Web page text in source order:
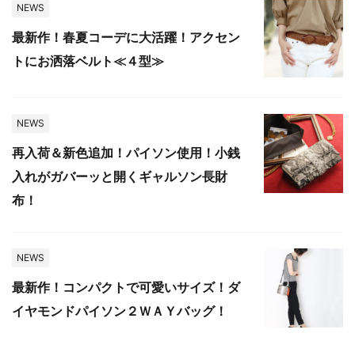
NEWS
最新作！春夏コーデに大活躍！アクセン
トにお洒落ベルト≪４型≫
NEWS
再入荷＆新色追加！パイソン使用！小銭
入れがガバーッと開くギャルソン長財
布！
NEWS
最新作！コンパクトで可愛いサイズ！ダ
イヤモンドパイソン２ＷＡＹバッグ！